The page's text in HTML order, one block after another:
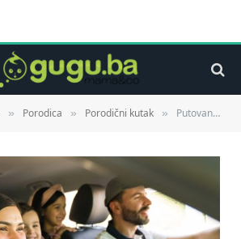
» Porodica » Porodični kutak » Putovanje sa djecom bez stresa- da li je moguće?